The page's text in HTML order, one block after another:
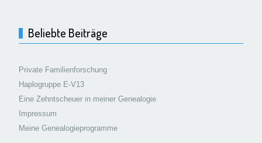
Beliebte Beiträge
Private Familienforschung
Haplogruppe E-V13
Eine Zehntscheuer in meiner Genealogie
Impressum
Meine Genealogieprogramme